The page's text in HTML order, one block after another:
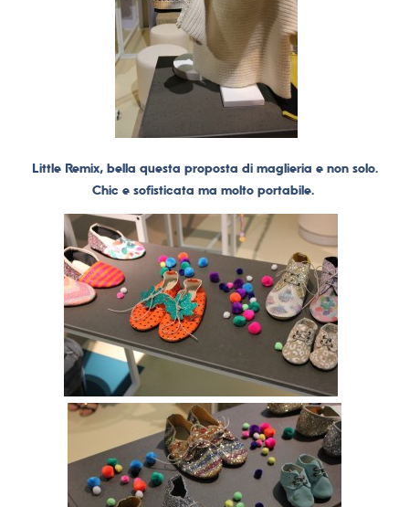
Little Remix, bella questa proposta di maglieria e non solo.
Chic e sofisticata ma molto portabile.